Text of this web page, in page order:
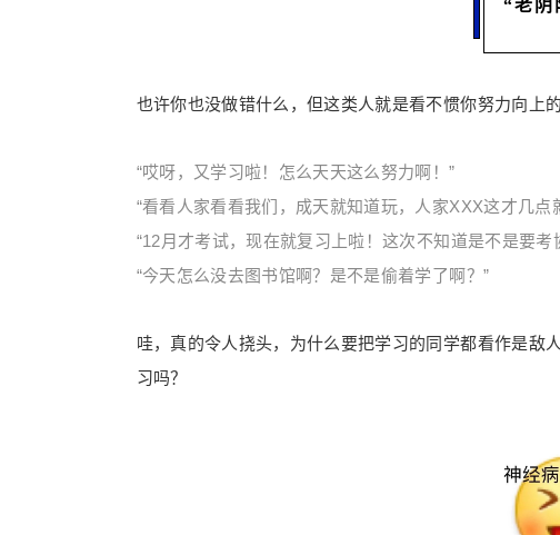
“老阴
也许你也没做错什么，但这类人就是看不惯你努力向上
“哎呀，又学习啦！怎么天天这么努力啊！”
“看看人家看看我们，成天就知道玩，人家XXX这才几点
“12月才考试，现在就复习上啦！这次不知道是不是要考
“今天怎么没去图书馆啊？是不是偷着学了啊？”
哇，真的令人挠头，为什么要把学习的同学都看作是敌
习吗？